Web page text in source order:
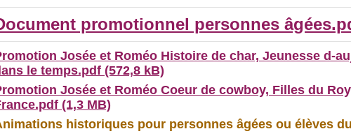
promotionnel personnes
Josée et Roméo Histoire de char, Jeunesse d-
le temps.pdf (572,8 kB)
Josée et Roméo Coeur de cowboy, Filles du
(1,3 MB)
historiques pour personnes âgées ou élèves